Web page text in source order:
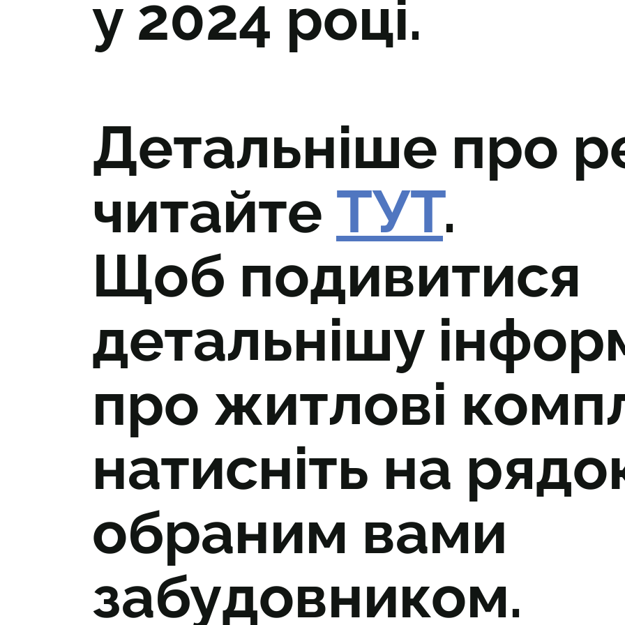
у 2024 році.
Детальніше про
читайте ТУТ.
Щоб подивитися
детальнішу
про житлові
натисніть на
обраним вами
забудовником.